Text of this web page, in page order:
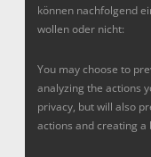
können nachfolgend
wollen oder nicht:
You may choose to
analyzing the actions
privacy, but will also
actions and creating